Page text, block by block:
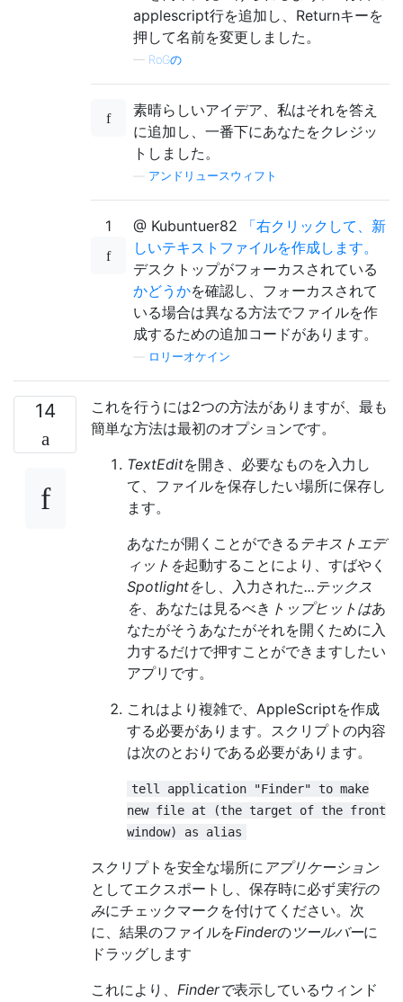
applescript行を追加し、Returnキーを
押して名前を変更しました。
— RoGの
素晴らしいアイデア、私はそれを答え
に追加し、一番下にあなたをクレジッ
トしました。
アンドリュースウィフト
1 @ Kubuntuer82
「右クリックして、新
しいテキストファイルを作成します。
デスクトップがフォーカスされている
かどうかを確認し、フォーカスされて
いる場合は異なる方法でファイルを作
成するための追加コードがあります。
ロリーオケイン
14
これを行うには2つの方法がありますが、最も
簡単な方法は最初のオプションです。
TextEditを開き、必要なものを入力し
て、ファイルを保存したい場所に保存し
ます。
あなたが開くことができる テキストエデ
ィットを起動することにより、すばやく
Spotlightをし、入力された...テックス
を 、あなたは見るべき トップヒットはあ
なたがそうあなたがそれを開くために入
力するだけで押すことができますしたい
アプリです。
これはより複雑で、AppleScriptを作成
する必要があります。スクリプトの内容
は次のとおりである必要があります。
tell application "Finder" to make
new file at (the target of the front
window) as alias
スクリプトを安全な場所に アプリケーション
としてエクスポートし、保存時に必ず実行の
みにチェックマークを付けてください。次
に、結果のファイルをFinderのツールバーに
ドラッグします
これにより、 Finderで表示しているウィンド